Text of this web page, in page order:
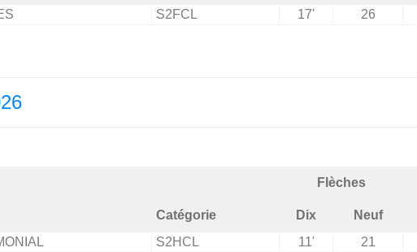
S2FCL 17' 26
Flèches
Catégorie Dix Neuf
S2HCL 11' 21